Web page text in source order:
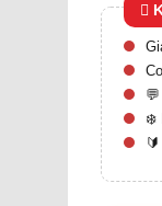
Laptop
Có 39
Laptop
Nhân
Có 22
Laptop
❄️